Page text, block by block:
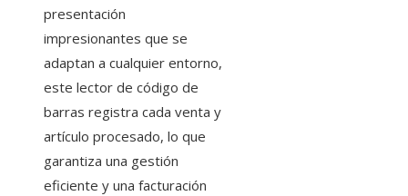
presentación
impresionantes que se
adaptan a cualquier entorno,
este lector de código de
barras registra cada venta y
artículo procesado, lo que
garantiza una gestión
eficiente y una facturación